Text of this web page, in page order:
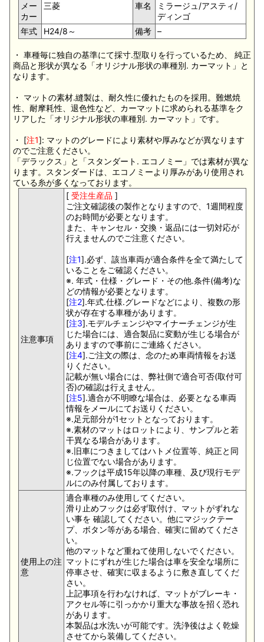
メー
カー
三菱 車名
ミラージュ/アスティ/
ディンゴ
年式
H24/8～ 備考 –
・ 車種毎に独自の基準にて採寸.型取りを行っているため、 純正
商品と形状が異なる「オリジナル形状の車種別. カーマット」と
なります。
・ マットの素材.縫製は、耐久性に優れたものを採用。難燃焼
性、耐摩耗性、退色性など、カーマットに求められる基準をク
リアした「オリジナル形状の車種別. カーマット」です。
・ [注1]: マットのグレードにより素材や厚みなどが異なります
のでご注意ください。
「デラックス」と「スタンダート. エコノミー」では素材が異な
ります。スタンダードは、エコノミーより厚みがあり使用され
ている糸が多くなっております。
注意事項
[ 受注生産品 ]
ご注文確認後の製作となりますので、1週間程度
のお時間が必要となります。
また、キャンセル・交換・返品には一切対応が
行えませんのでご注意ください。
[注1].必ず、該当車両が適合条件を全て満たして
いることをご確認ください。
※. 年式・仕様・グレード・その他.条件(備考)な
どの情報が必要となります。
[注2].年式.仕様.グレードなどにより、複数の形
状が存在する車種があります。
[注3].モデルチェンジやマイナーチェンジが生
じた場合には、適合製品に変動が生じる場合が
ありますので事前にご連絡ください。
[注4].ご注文の際は、念のため車両情報をお送
りください。
記載が無い場合には、弊社側で適合可否(取付可
否)の確認は行えません。
[注5].適合が不明瞭な場合は、必要となる車両
情報をメールにてお送りください。
※.足元部分が1セットとなっております。
※.素材のマットはロットにより、サンプルと若
干異なる場合があります。
※.旧車につきましてはハトメ位置等、純正と同
じ位置でない場合があります。
※.フックは平成15年以降の車種、及び現行モデ
ルにのみ付属しております。
使用上の注
意
適合車種のみ使用してください。
滑り止めフックは必ず取付け、マットがずれな
い事を 確認してください。他にマジックテー
プ、ボタン等がある場合、確実に留めてくださ
い。
他のマットなど重ねて使用しないでください。
マットにずれが生じた場合は車を安全な場所に
停車させ、確実に収まるように敷き直してくだ
さい。
上記事項を行わなければ、マットがブレーキ・
アクセル等に引っかかり重大な事故を招く恐れ
があります。
本製品は水洗いが可能です。洗浄後はよく乾燥
させてから装備してください。